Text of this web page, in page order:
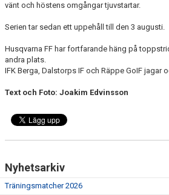
vänt och höstens omgångar tjuvstartar.
Serien tar sedan ett uppehåll till den 3 augusti.
Husqvarna FF har fortfarande häng på
andra plats.
IFK Berga, Dalstorps IF och Räppe GoIF jagar
Text och Foto: Joakim Edvinsson
Nyhetsarkiv
Träningsmatcher 2026